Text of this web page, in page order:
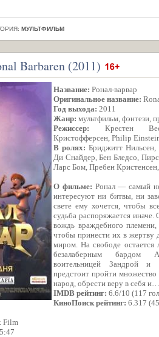
МУЛЬТФИЛЬМ
Barbaren (2011)
Название: Ронал-варвар
Оригинальное название:
Год выхода: 2011
Жанр: мультфильм, фэнтези,
Режиссер: Крестен
Кристофферсен, Philip
В ролях: Бриджитт
Ди Снайдер, Бен Бледсо,
Ларс Бом, Пребен
О фильме: Ронал — самый
интересуют ни битвы, ни
свете ему хочется, чтобы
судьба распоряжается
вождь враждебного племени,
чтобы принести их в жертву
миром. На свободе
безалаберным бардом
воительницей Зандрой и
предстоит пройти
народ, обрести веру в себя
IMDB рейтинг: 6.6/10 (117
КиноПоиск рейтинг: 6.317
Film